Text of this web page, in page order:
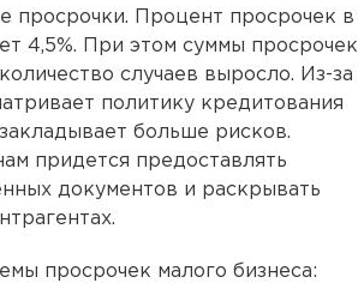
просрочки. Процент просрочек в
4,5%. При этом суммы просрочек
случаев выросло. Из-за
политику кредитования
больше рисков.
придется предоставлять
документов и раскрывать
просрочек малого бизнеса: